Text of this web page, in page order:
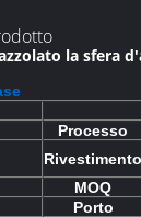
la sfera
Processo
Rivestimento
MOQ
Porto